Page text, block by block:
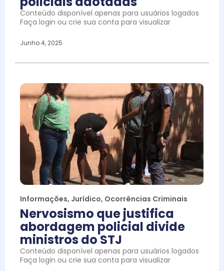
Conteúdo disponível apenas para usuários logados
Faça login ou crie sua conta para visualizar
Junho 4, 2025
Informações, Jurídico, Ocorrências Criminais
Nervosismo que justifica
abordagem policial divide
ministros do STJ
Conteúdo disponível apenas para usuários logados
Faça login ou crie sua conta para visualizar